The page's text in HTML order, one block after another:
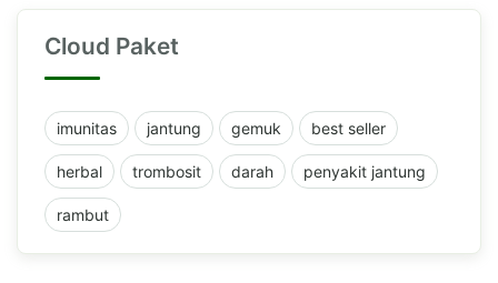
Cloud Paket
imunitas jantung gemuk best seller
herbal trombosit darah penyakit jantung
rambut